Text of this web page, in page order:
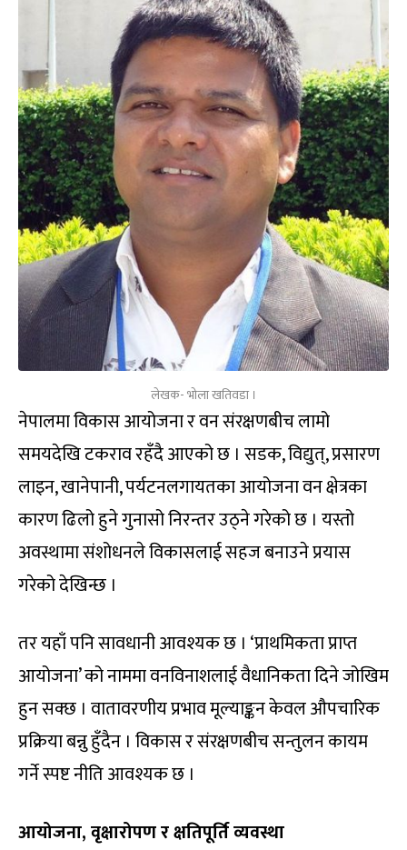
लेखक- भोला खतिवडा ।
नेपालमा विकास आयोजना र वन संरक्षणबीच लामो
समयदेखि टकराव रहँदै आएको छ । सडक, विद्युत्, प्रसारण
लाइन, खानेपानी, पर्यटनलगायतका आयोजना वन क्षेत्रका
कारण ढिलो हुने गुनासो निरन्तर उठ्ने गरेको छ । यस्तो
अवस्थामा संशोधनले विकासलाई सहज बनाउने प्रयास
गरेको देखिन्छ ।
तर यहाँ पनि सावधानी आवश्यक छ । ‘प्राथमिकता प्राप्त
आयोजना’ को नाममा वनविनाशलाई वैधानिकता दिने जोखिम
हुन सक्छ । वातावरणीय प्रभाव मूल्याङ्कन केवल औपचारिक
प्रक्रिया बन्नु हुँदैन । विकास र संरक्षणबीच सन्तुलन कायम
गर्ने स्पष्ट नीति आवश्यक छ ।
आयोजना,वृक्षारोपण र क्षतिपूर्ति व्यवस्था